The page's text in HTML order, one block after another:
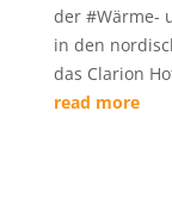
der #Wärme-
in den
das Clarion
read more